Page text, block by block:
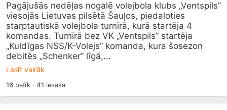
Pagājušās nedēļas nogalē volejbola klubs „Ventspils”
viesojās Lietuvas pilsētā Šauļos, piedaloties
starptautiskā volejbola turnīrā, kurā startēja 4
komandas. Turnīrā bez VK „Ventspils” startēja
„Kuldīgas NSS/K-Volejs” komanda, kura šosezon
debitēs „Schenker” līgā,...
Lasīt vairāk
16patīk · 41 iesaka